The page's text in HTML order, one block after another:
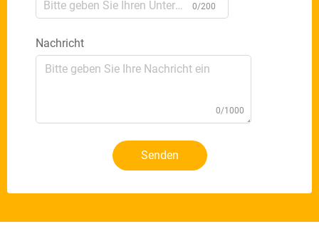
0/200
Nachricht
0/1000
Senden